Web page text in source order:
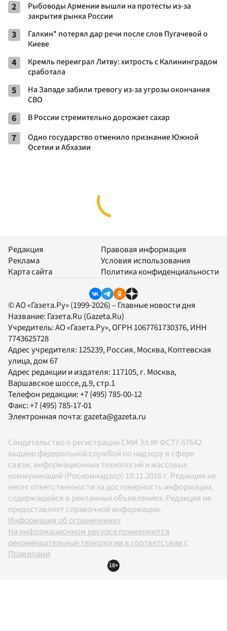
2
Рыбоводы Армении вышли на протесты из-за
закрытия рынка России
3
Галкин* потерял дар речи после слов Пугачевой о
Киеве
4
Кремль переиграл Литву: хитрость с Калининградом
сработала
5
На Западе забили тревогу из-за угрозы окончания
СВО
6 В России стремительно дорожает сахар
7
Одно государство отменило признание Южной
Осетии и Абхазии
Редакция
Реклама
Карта сайта
Правовая информация
Условия использования
Политика конфиденциальности
© АО «Газета.Ру» (1999-2026) – Главные новости дня
Название: Газета.Ru (Gazeta.Ru)
Учредитель:АО «Газета.Ру», ОГРН 1067761730376, ИНН
7743625728
Адрес учредителя: 125239, Россия, Москва, Коптевская
улица, дом 67
Адрес редакции и издателя: 117105, г. Москва,
Варшавское шоссе, д.9, стр.1
Телефон редакции:+7 (495) 785-00-12
Факс:+7 (495) 785-17-01
Электронная почта: gazeta@gazeta.ru
Свидетельство о регистрации СМИ Эл № ФС77-67642
выдано федеральной службой по надзору в сфере
связи, информационных технологий и массовых
коммуникаций (Роскомнадзор) 10.11.2016 г. Редакция не
несет ответственности за достоверность информации,
содержащейся в рекламных объявлениях. Редакция не
предоставляет справочной информации.
Информация об ограничениях
На информационном ресурсе применяются
рекомендательные технологии в соответствии с
Правилами
18+